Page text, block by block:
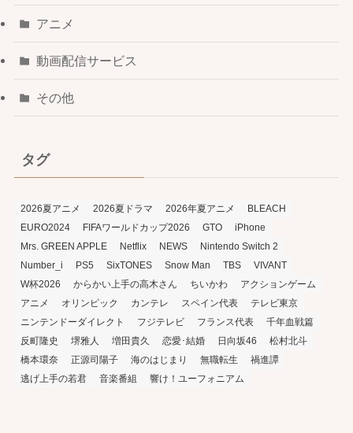
アニメ
動画配信サービス
その他
タグ
2026夏アニメ 2026夏ドラマ 2026年夏アニメ
BLEACH
EURO2024
FIFAワールドカップ2026 GTO
iPhone
Mrs. GREEN APPLE
Netflix NEWS
Nintendo Switch 2
Number_i
PS5 SixTONES Snow Man TBS
VIVANT
W杯2026
からかい上手の高木さん ちいかわ
アクションゲーム
アニメ
オリンピック カンテレ スペイン代表
テレビ東京
ニンテンドーダイレクト
フジテレビ フランス代表
千年血戦篇
反町隆史
堺雅人 増田貴久 恋愛･結婚 日向坂46
松村北斗
橋本環奈
正源司陽子 海のはじまり 無職転生
禍進譚
逃げ上手の若君
音楽番組 響け！ユーフォニアム